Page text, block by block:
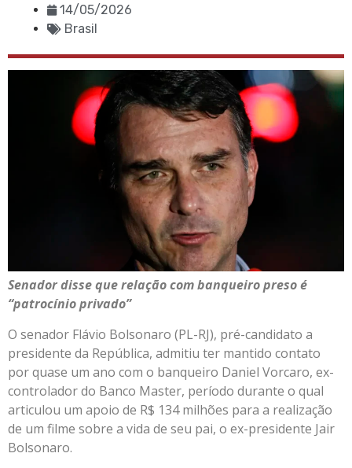
14/05/2026
Brasil
Senador disse que relação com banqueiro preso é
“patrocínio privado”
O senador Flávio Bolsonaro (PL-RJ), pré-candidato a
presidente da República, admitiu ter mantido contato
por quase um ano com o banqueiro Daniel Vorcaro, ex-
controlador do Banco Master, período durante o qual
articulou um apoio de R$ 134 milhões para a realização
de um filme sobre a vida de seu pai, o ex-presidente Jair
Bolsonaro.